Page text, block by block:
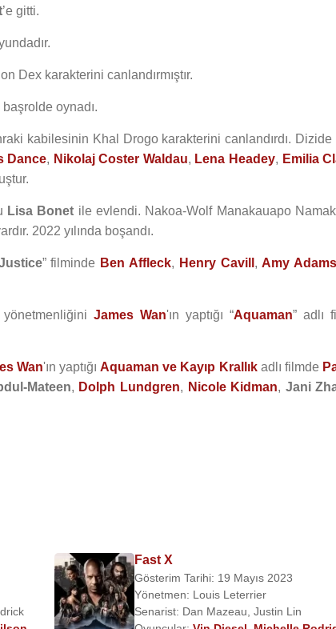
’e gitti.
Dex karakterini canlandırmıştır.
başrolde oynadı.
kabilesinin Khal Drogo karakterini canlandırdı.
Dance, Nikolaj Coster Waldau, Lena Headey, Emilia
Lisa Bonet ile evlendi. Nakoa-Wolf Manakauapo
2022 yılında boşandı.
” filminde Ben Affleck, Henry Cavill ,Amy Adams
yönetmenliğiniJames Wan'ın yaptığı “Aquaman” adlı
Wan'ın yaptığıAquaman ve Kayıp Krallıkadlı filmde
Mateen, Dolph Lundgren, Nicole Kidman, Jani
Fast X
Gösterim Tarihi: 19 Mayıs 2023
Yönetmen: Louis Leterrier
Senarist: Dan Mazeau Justin Lin